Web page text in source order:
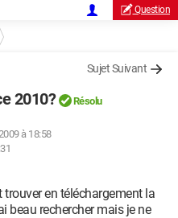
Question
Sujet Suivant
2010? Résolu
à 18:58
en téléchargement la
beau rechercher mais je ne